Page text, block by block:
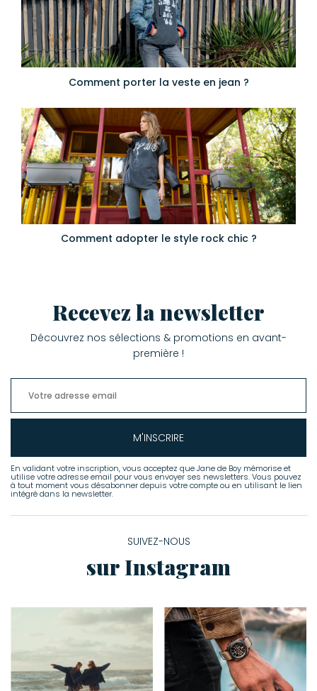
Comment porter la veste en jean ?
Comment adopter le style rock chic ?
Recevez la newsletter
Découvrez nos sélections & promotions en avant-
première !
M'INSCRIRE
En validant votre inscription, vous acceptez que Jane de Boy mémorise et
utilise votre adresse email pour vous envoyer ses newsletters. Vous pouvez
à tout moment vous désabonner depuis votre compte ou en utilisant le lien
intégré dans la newsletter.
SUIVEZ-NOUS
sur Instagram